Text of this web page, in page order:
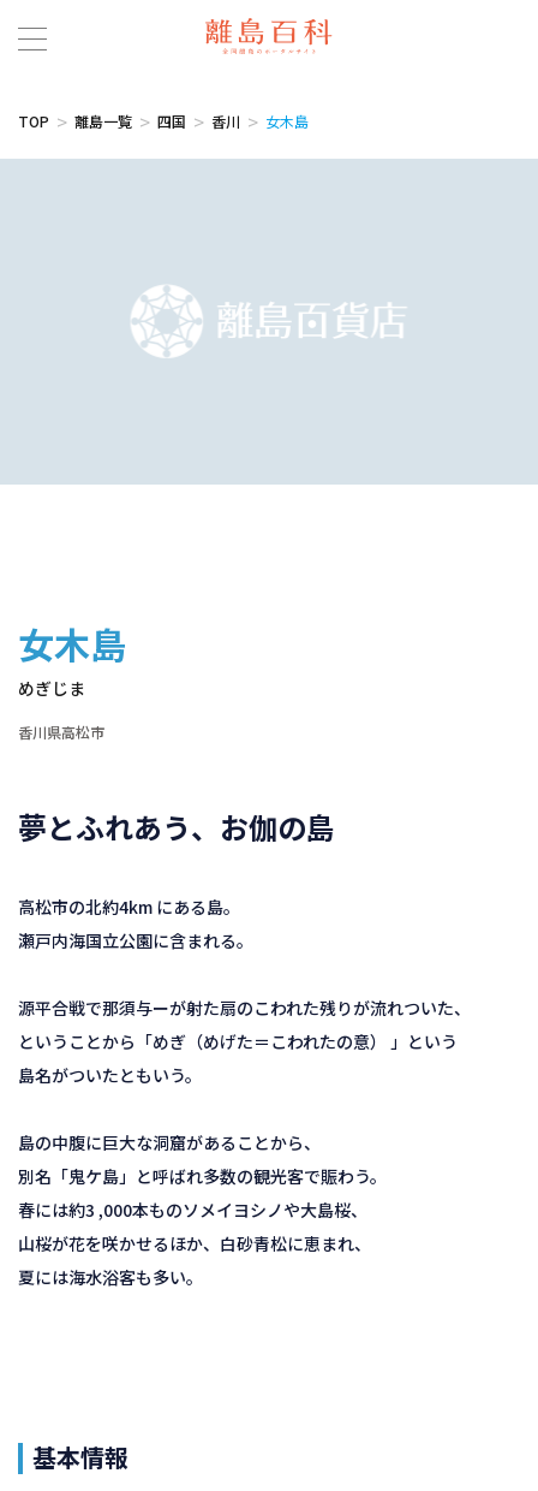
TOP 離島一覧 四国 香川 女木島
女木島
めぎじま
香川県高松市
夢とふれあう、お伽の島
高松市の北約4km にある島。
瀬戸内海国立公園に含まれる。
源平合戦で那須与ーが射た扇のこわれた残りが流れついた、
ということから「めぎ（めげた＝こわれたの意） 」という
島名がついたともいう。
島の中腹に巨大な洞窟があることから、
別名「鬼ケ島」と呼ばれ多数の観光客で賑わう。
春には約3 ,000本ものソメイヨシノや大島桜、
山桜が花を咲かせるほか、白砂青松に恵まれ、
夏には海水浴客も多い。
基本情報